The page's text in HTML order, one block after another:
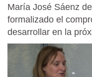
María José Sáenz
formalizado el
desarrollar en la